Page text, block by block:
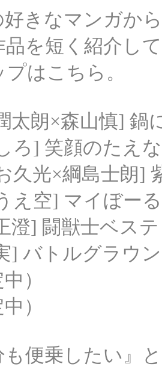
きなマンガか
品を短く紹介し
はこちら。
太朗×森山慎] 鍋
ろ] 笑顔のたえ
久光×綱島士朗]
え空] マイぼー
澄] 闘獣士ベス
] バトルグラウ
）
）
も便乗したい』